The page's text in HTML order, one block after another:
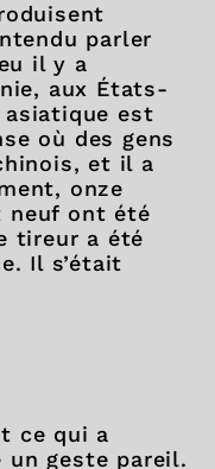
parler
il y a
aux États-
asiatique est
où des gens
et il a
onze
neuf ont été
tireur a été
Il s’était
ce qui a
un geste pareil.